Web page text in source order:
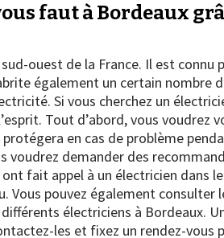
faut à Bordeaux
ouest de la France. Il est connu
également un certain nombre
Si vous cherchez un
Tout d’abord, vous voudrez
en cas de problème
voudrez demander des
fait appel à un électricien dans le
Vous pouvez également consulter
électriciens à Bordeaux.
les et fixez un rendez-vous